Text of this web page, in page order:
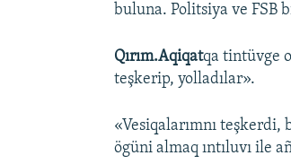
buluna. Politsiya ve FSB
Qırım.Aqiqatqa tintüvge
teşkerip, yolladılar».
«Vesiqalarımnı
ögüni almaq ıntıluvı ile